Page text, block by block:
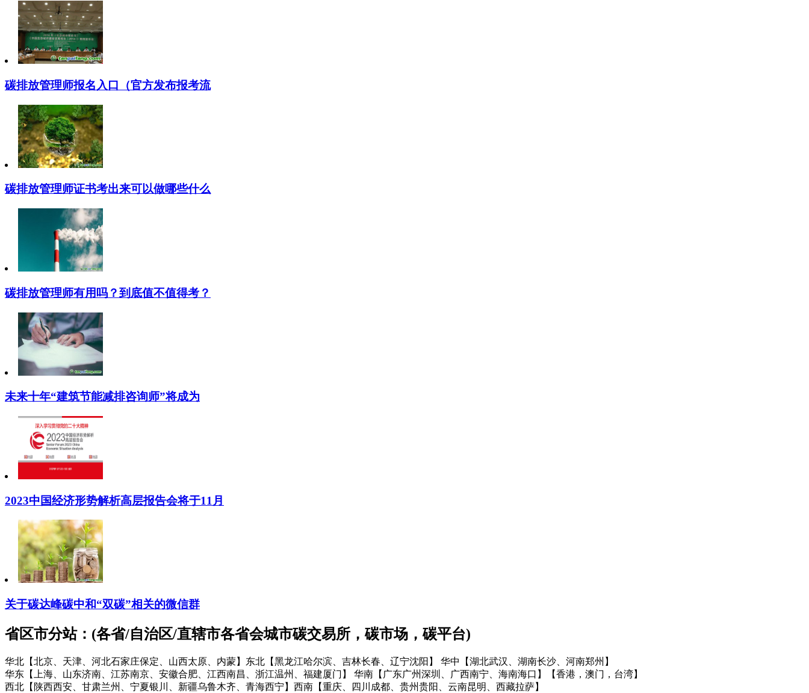
碳排放管理师报名入口（官方发布报考流
碳排放管理师证书考出来可以做哪些什么
碳排放管理师有用吗？到底值不值得考？
未来十年“建筑节能减排咨询师”将成为
2023中国经济形势解析高层报告会将于11月
关于碳达峰碳中和“双碳”相关的微信群
省区市分站：(各省/自治区/直辖市各省会城市碳交易所，碳市场，碳平台)
华北【北京、天津、河北石家庄保定、山西太原、内蒙】 东北【黑龙江哈尔滨、吉林长春、辽宁沈阳】
华中【湖北武汉、湖南长沙、河南郑州】
华东【上海、山东济南、江苏南京、安徽合肥、江西南昌、浙江温州、福建厦门】
华南【广东广州深圳、广西南宁、海南海口】
【香港，澳门，台湾】
西北【陕西西安、甘肃兰州、宁夏银川、新疆乌鲁木齐、青海西宁】 西南【重庆、四川成都、贵州贵阳、云南昆明、西藏拉萨】